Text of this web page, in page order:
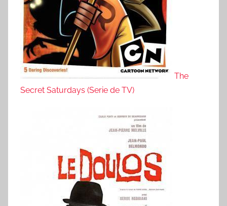
The
Secret Saturdays (Serie de TV)